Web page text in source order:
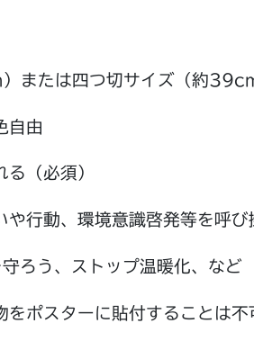
たは四つ切サイズ（約
自由
（必須）
行動、環境意識啓発等を呼び
ろう、ストップ温暖化、など
ポスターに貼付することは不